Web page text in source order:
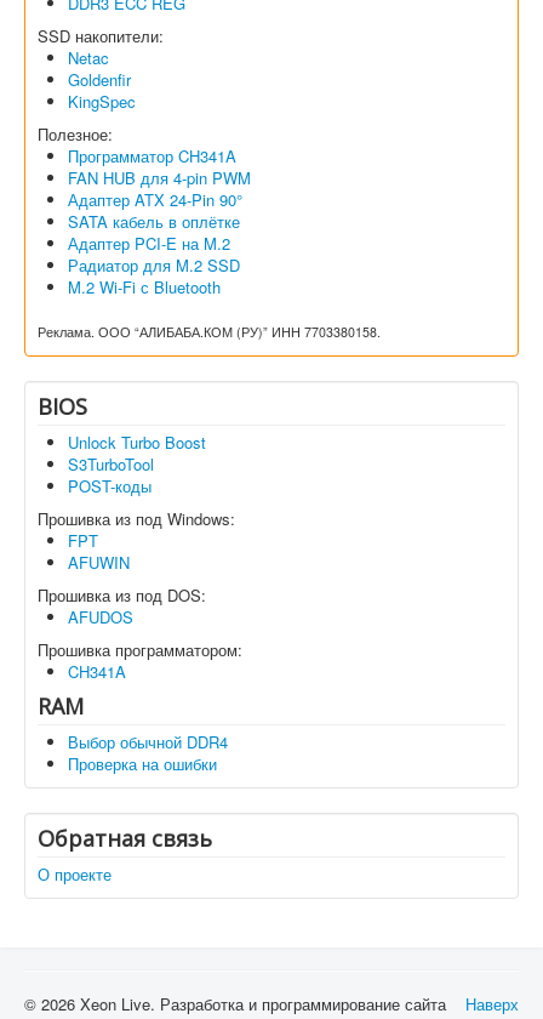
SSD накопители:
Netac
Goldenfir
KingSpec
Полезное:
Программатор CH341A
FAN HUB для 4-pin PWM
Адаптер ATX 24-Pin 90°
SATA кабель в оплётке
Адаптер PCI-E на M.2
Радиатор для M.2 SSD
M.2 Wi-Fi с Bluetooth
Реклама. ООО “АЛИБАБА.КОМ (РУ)” ИНН 7703380158.
BIOS
Unlock Turbo Boost
S3TurboTool
POST-коды
Прошивка из под Windows:
FPT
AFUWIN
Прошивка из под DOS:
AFUDOS
Прошивка программатором:
CH341A
RAM
Выбор обычной DDR4
Проверка на ошибки
Обратная связь
О проекте
Наверх
© 2026 Xeon Live. Разработка и программирование сайта